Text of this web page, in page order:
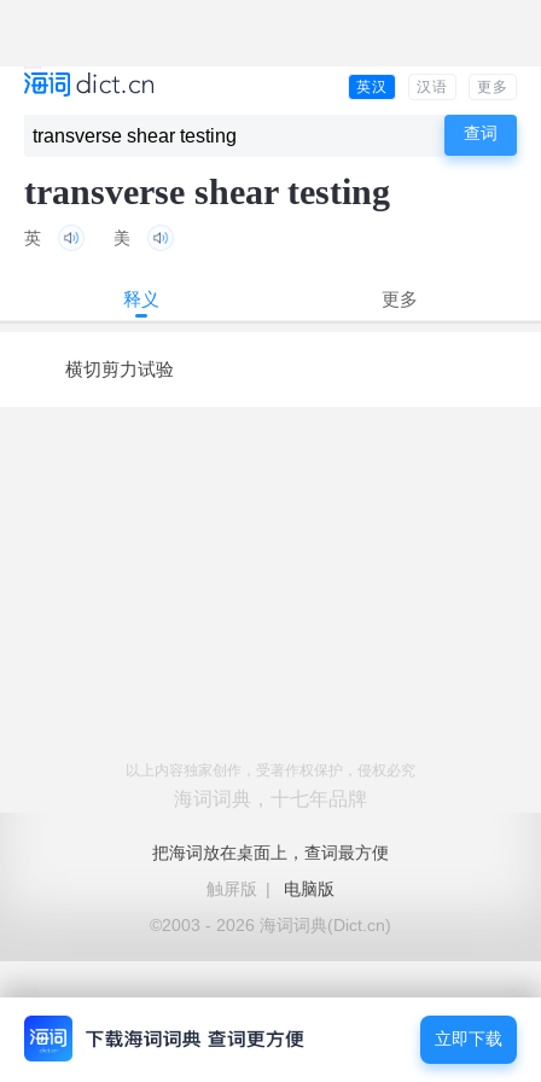
英汉 汉语 更多
transverse shear testing
英 美
释义 更多
横切剪力试验
以上内容独家创作，受著作权保护，侵权必究
海词词典，十七年品牌
把海词放在桌面上，查词最方便
触屏版
|
电脑版
©2003 - 2026 海词词典(Dict.cn)
立即下载
立即下载